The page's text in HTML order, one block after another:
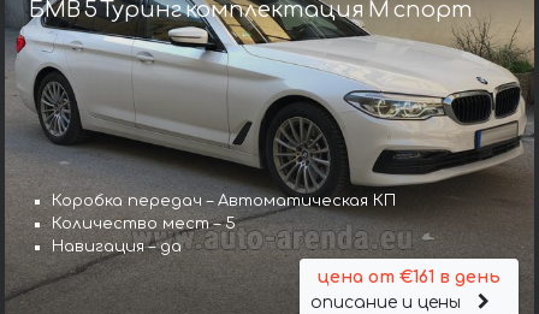
БМВ 5 Туринг комплектация М спорт
Коробка передач – Автоматическая КП
Количество мест – 5
Навигация – да
цена от €161 в день
описание и цены